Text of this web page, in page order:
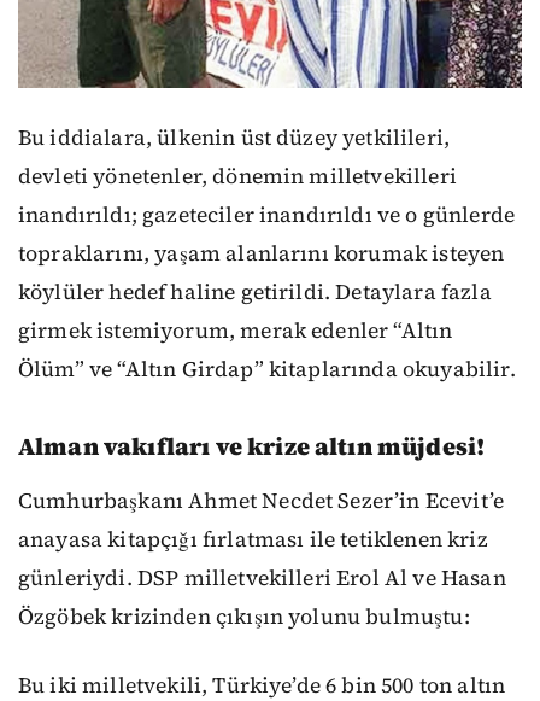
Bu iddialara, ülkenin üst düzey yetkilileri,
devleti yönetenler, dönemin milletvekilleri
inandırıldı; gazeteciler inandırıldı ve o günlerde
topraklarını, yaşam alanlarını korumak isteyen
köylüler hedef haline getirildi. Detaylara fazla
girmek istemiyorum, merak edenler “Altın
Ölüm” ve “Altın Girdap” kitaplarında okuyabilir.
Alman vakıfları ve krize altın müjdesi!
Cumhurbaşkanı Ahmet Necdet Sezer’in Ecevit’e
anayasa kitapçığı fırlatması ile tetiklenen kriz
günleriydi. DSP milletvekilleri Erol Al ve Hasan
Özgöbek krizinden çıkışın yolunu bulmuştu:
Bu iki milletvekili, Türkiye’de 6 bin 500 ton altın